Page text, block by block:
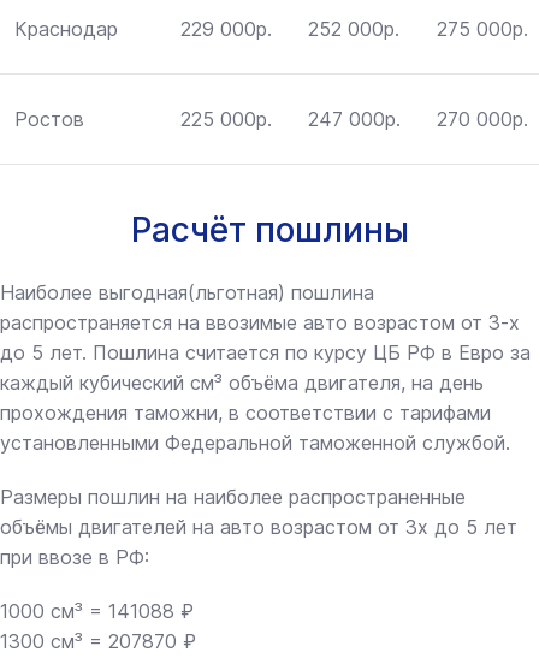
Краснодар 229 000р. 252 000р. 275 000р.
Ростов 225 000р. 247 000р. 270 000р.
Расчёт пошлины
Наиболее выгодная(льготная) пошлина
распространяется на ввозимые авто возрастом от 3-х
до 5 лет. Пошлина считается по курсу ЦБ РФ в Евро за
каждый кубический см³ объёма двигателя, на день
прохождения таможни, в соответствии с тарифами
установленными Федеральной таможенной службой.
Размеры пошлин на наиболее распространенные
объёмы двигателей на авто возрастом от 3х до 5 лет
при ввозе в РФ:
1000 см³ = 141088 ₽
1300 см³ = 207870 ₽